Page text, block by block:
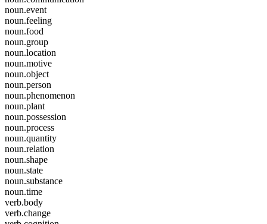
noun.event
noun.feeling
noun.food
noun.group
noun.location
noun.motive
noun.object
noun.person
noun.phenomenon
noun.plant
noun.possession
noun.process
noun.quantity
noun.relation
noun.shape
noun.state
noun.substance
noun.time
verb.body
verb.change